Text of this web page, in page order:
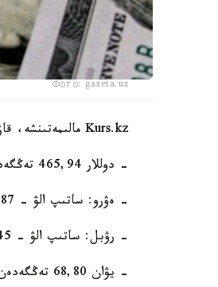
Фото: gazeta.uz
Kurs.kz مالىمەتىنشە، قازىرگى ۋاقىتتا ەلوردانىڭ اقشا ايىرباستاۋ پۋنكتتەرىندە:
- دوللار 465,94 تەڭگەدەن ساتىپ الىنادى، 472,78 تەڭگەدەن ساتىلادى؛
- ەۋرو: ساتىپ الۋ - 533,87 تەڭگە، ساتۋ - 537,07 تەڭگە؛
- رۋبل: ساتىپ الۋ - 5,45 تەڭگە، ساتۋ - 5,65 تەڭگە؛
- يۋان 68,80 تەڭگەدەن ساتىپ الىنادى، 72,95 تەڭگەدەن ساتىلادى.